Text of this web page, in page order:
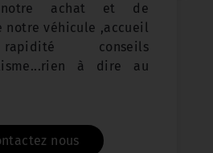
achat et de
notre véhicule ,accueil
conseils
à dire au
nous